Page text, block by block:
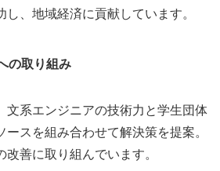
し、地域経済に貢献しています。
の取り組み
文系エンジニアの技術力と学生団体
スを組み合わせて解決策を提案。
善に取り組んでいます。